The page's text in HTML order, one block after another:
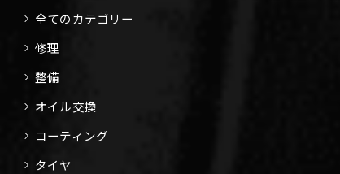
全てのカテゴリー
修理
整備
オイル交換
コーティング
タイヤ